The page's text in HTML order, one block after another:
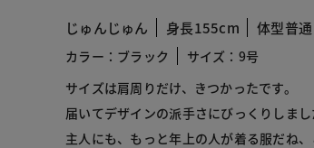
じゅんじゅん 身長155cm 体型普通
カラー：ブラック
サイズ：9号
サイズは肩周りだけ、きつかったです。
届いてデザインの派手さにびっくりしまし
主人にも、もっと年上の人が着る服だね